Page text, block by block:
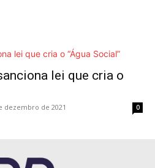
lei que cria o
dezembro de 2021 0